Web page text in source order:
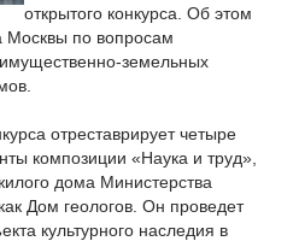
открытого конкурса. Об этом
Москвы по вопросам
земельных
отреставрирует четыре
композиции «Наука и труд»,
дома Министерства
Дом геологов. Он проведет
культурного наследия в